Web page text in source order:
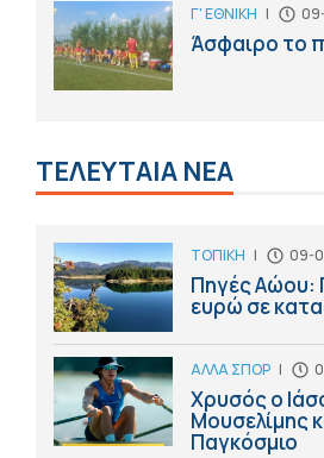
Γ' ΕΘΝΙΚΗ |
Άσφαιρο το
ΤΕΛΕΥΤΑΙΑ ΝΕΑ
ΤΟΠΙΚΗ | 09-
Πηγές Αώου:
ευρώ σε
ΑΛΛΑ ΣΠΟΡ |
Χρυσός ο
Μουσελίμης
Παγκόσμιο